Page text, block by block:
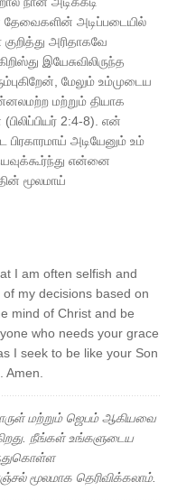
அடிப்படையில்
அரிதாகவே
இயேசுவிலிருந்த
மேலும் உம்முடைய
மற்றும் தியாக
2:4-8). என்
அடியேனும் உம்
என்னை
மூலமாய்
I am often selfish and
my decisions based on
mind of Christ and be
who needs your grace
I seek to be like your Son
மற்றும் ஜெபம் ஆகியவை
நீங்கள் உங்களுடைய
மூலமாக தெரிவிக்கலாம்.